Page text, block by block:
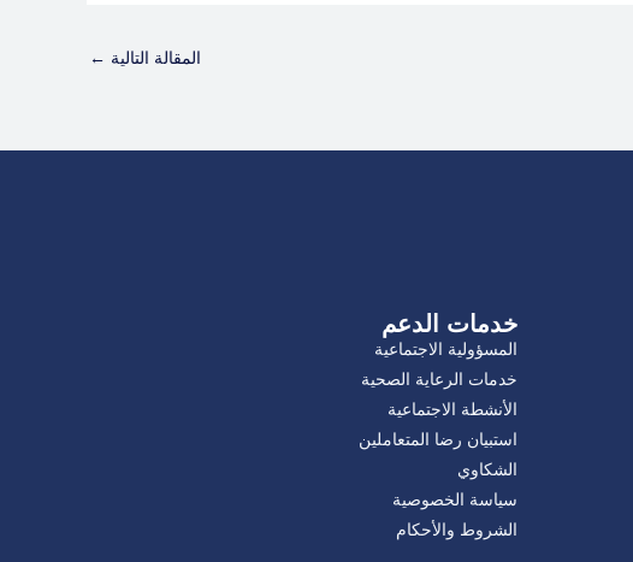
المقالة التالية ←
خدمات الدعم
المسؤولية الاجتماعية
خدمات الرعاية الصحية
الأنشطة الاجتماعية
استبيان رضا المتعاملين
الشكاوي
سياسة الخصوصية
الشروط والأحكام